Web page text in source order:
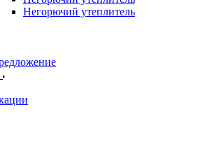
Негорючий утеплитель